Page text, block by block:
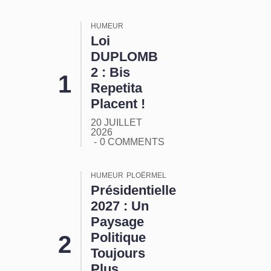
HUMEUR
Loi
DUPLOMB
2 : Bis
Repetita
Placent !
20 JUILLET
2026
0 COMMENTS
HUMEUR PLOËRMEL
Présidentielle
2027 : Un
Paysage
Politique
Toujours